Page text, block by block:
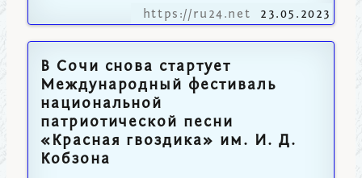
https://ru24.net 23.05.2023
В Сочи снова стартует
Международный фестиваль
национальной
патриотической песни
«Красная гвоздика» им. И. Д.
Кобзона